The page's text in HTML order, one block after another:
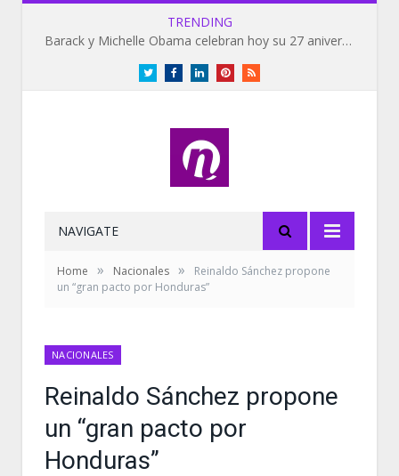
TRENDING
Barack y Michelle Obama celebran hoy su 27 aniversario de bodas
TwitterFacebookLinkedInPinterestRSS
NAVIGATE
Home » Nacionales »
Reinaldo Sánchez propone
un “gran pacto por Honduras”
NACIONALES
Reinaldo Sánchez propone
un “gran pacto por
Honduras”